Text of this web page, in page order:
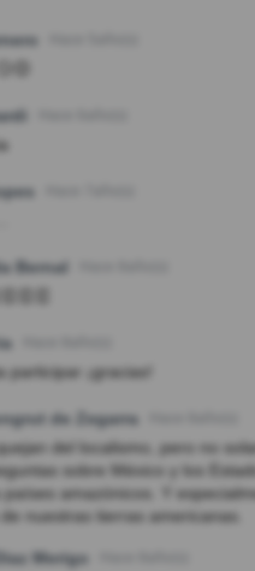
Bernal
participar ¡gracias!
de Zegarra
del localismo, pero no
sobre México y los
países amazónicos. Y
nuestras tierras americanas.
Merigo